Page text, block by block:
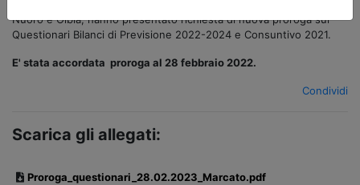
Nuoro e Olbia, hanno presentato richiesta di nuova proroga sui
Questionari Bilanci di Previsione 2022-2024 e Consuntivo 2021.
E' stata accordata proroga al 28 febbraio 2022.
Condividi
Scarica gli allegati:
Proroga_questionari_28.02.2023_Marcato.pdf